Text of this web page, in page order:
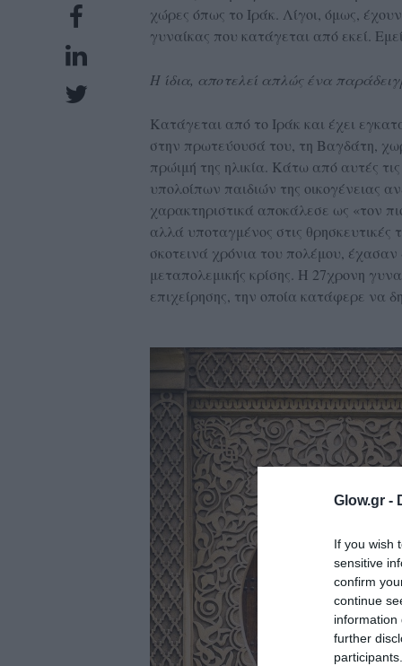
Glow.gr -
If you wish
sensitive
confirm
continue
information
further
χώρες όπως το Ιράκ. Λίγοι, όμως,
γυναίκας που κατάγεται από εκεί.
Η ίδια, αποτελεί απλώς ένα
Κατάγεται από το Ιράκ και έχει
στην πρωτεύουσά του, τη Βαγδάτη,
πρώιμή της ηλικία. Κάτω από αυτές
υπολοίπων παιδιών της οικογένειας
χαρακτηριστικά αποκάλεσε ως «τον
αλλά υποταγμένος στις θρησκευτικές
σκοτεινά χρόνια του πολέμου, έχασαν
μεταπολεμικής κρίσης. Η 27χρονη
επιχείρησης, την οποία κατάφερε να